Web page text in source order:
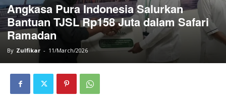
Angkasa Pura Indonesia Salurkan
Bantuan TJSL Rp158 Juta dalam Safari
Ramadan
By Zulfikar - 11/March/2026